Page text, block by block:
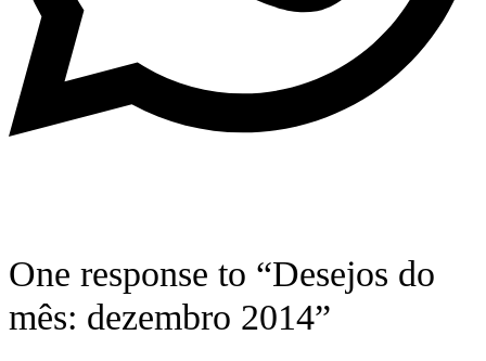
One response to “Desejos do
mês: dezembro 2014”